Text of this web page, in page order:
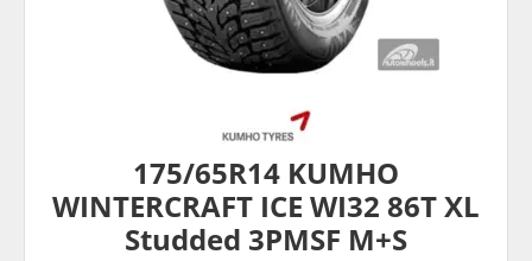
175/65R14 KUMHO
WINTERCRAFT ICE WI32 86T XL
Studded 3PMSF M+S